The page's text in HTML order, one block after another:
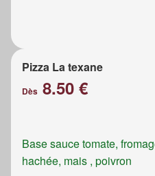
Pizza La texane
Dès 8.50 €
Base sauce tomate,
hachée, mais , poivron